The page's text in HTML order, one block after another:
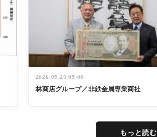
2026.05.29 05:00
林商店グループ／非鉄金属専業商社
もっと読む